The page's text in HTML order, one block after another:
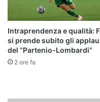
Intraprendenza e qualità:
si prende subito gli
del “Partenio-Lombardi”
2 ore fa